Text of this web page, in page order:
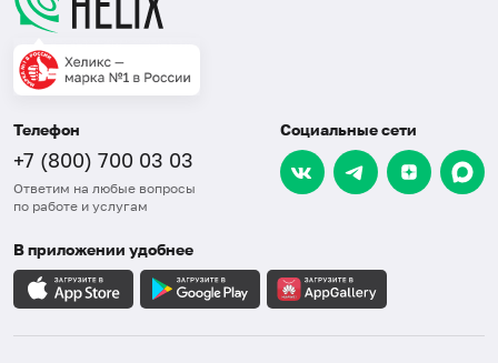
Телефон
+7 (800) 700 03 03
Ответим на любые вопросы
по работе и услугам
Социальные сети
В приложении удобнее